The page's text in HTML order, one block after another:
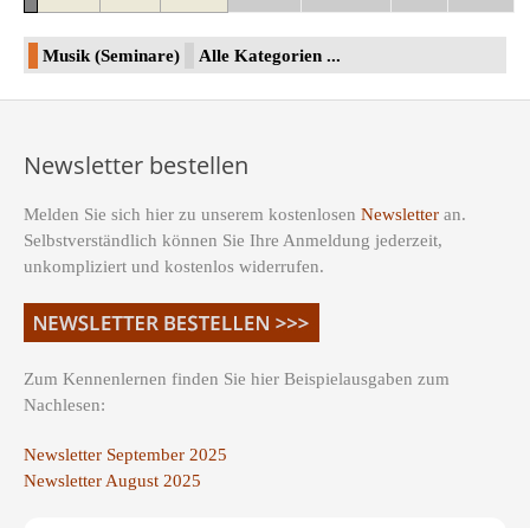
Musik (Seminare) Alle Kategorien ...
Newsletter bestellen
Melden Sie sich hier zu unserem kostenlosen Newsletter an.
Selbstverständlich können Sie Ihre Anmeldung jederzeit,
unkompliziert und kostenlos widerrufen.
Zum Kennenlernen finden Sie hier Beispielausgaben zum
Nachlesen:
Newsletter September 2025
Newsletter August 2025